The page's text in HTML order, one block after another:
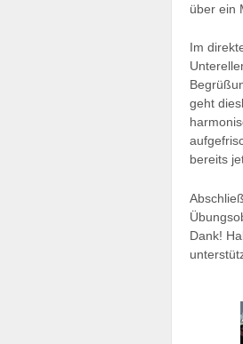
über ein
Im
geht
bereits
Dank!